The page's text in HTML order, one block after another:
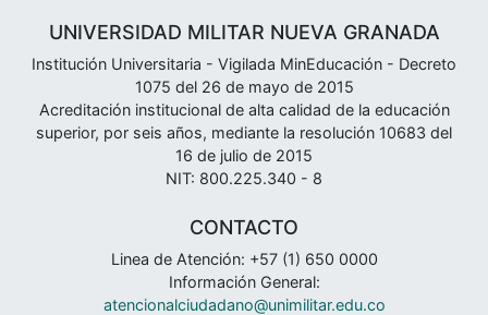
UNIVERSIDAD MILITAR NUEVA GRANADA
Institución Universitaria - Vigilada MinEducación - Decreto
1075 del 26 de mayo de 2015
Acreditación institucional de alta calidad de la educación
superior, por seis años, mediante la resolución 10683 del
16 de julio de 2015
NIT: 800.225.340 - 8
CONTACTO
Linea de Atención: +57 (1) 650 0000
Información General:
atencionalciudadano@unimilitar.edu.co